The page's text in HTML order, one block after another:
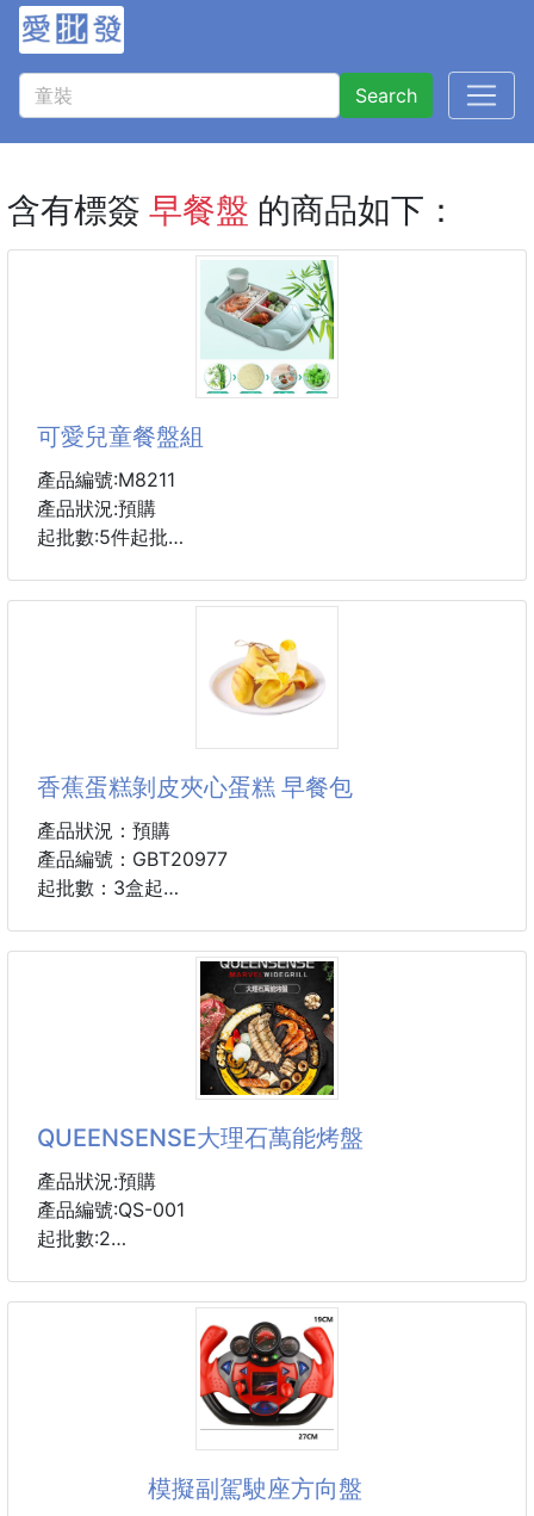
Search
含有標簽 早餐盤 的商品如下：
可愛兒童餐盤組
產品編號:M8211
產品狀況:預購
起批數:5件起批
劑等化學成分，這也導致材質看起來不會像塑膠那麼亮
白，光滑，但是卻比塑膠的餐具健康，受熱（最高溫度
120度，因為是植物材料哦）也不會產生有害物質。
#汽車餐盤 #餐盤 #M8211 #兒童餐盤
香蕉蛋糕剝皮夾心蛋糕 早餐包
產品狀況：預購
產品編號：GBT20977
起批數：3盒起
可以剝皮的蛋糕逼真的香蕉造型 回感棉密
三重享受 高顏值 全新蛋糕工藝
用心選材 用心製作 多種食材用心配比 成就好蛋糕
(sparkling heart)一口爆漿 趣味進食 香蕉夾心蛋糕 想
和你蕉個朋友
香滑醇厚🔜可可粉塗層外皮 萌趣高顏值造型 食之有味
軟綿順滑🔜甄選小麥製成的外皮，保留著小麥固有的
濃郁蕉香🔜輕輕咬一口爆漿，帶著香蕉特有的清香
QUEENSENSE大理石萬能烤盤
產品狀況:預購
產品編號:QS-001
起批數:2
1.第一次使用前，請用廚房清潔劑清洗
2.使用後不能用鋼刷或是鐵刷刷洗！會破壞表面塗層
3.請不要長時間空燒烤盤。
4.清洗完記得瀝乾完全乾燥後再收起來喔！
模擬副駕駛座方向盤